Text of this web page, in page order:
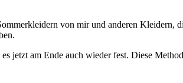
von mir und anderen
jetzt am Ende auch wieder fest. Diese